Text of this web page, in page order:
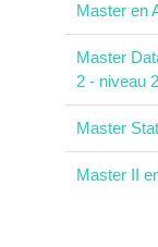
Master en
Master
2 - niveau 2
Master
Master II